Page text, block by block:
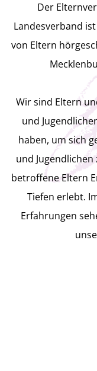
Der
freuen
der einen
Tut
Der
gibt es
benötigen!
Wir
den
Der
Landesverband
von Eltern
Wir sind Eltern
und
haben, um sich
und
betroffene Eltern
Tiefen erlebt.
Erfahrungen